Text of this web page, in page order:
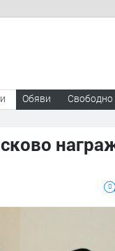
Обяви
0